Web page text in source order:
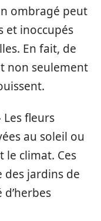
ombragé peut
et inoccupés
En fait, de
non seulement
Les fleurs
au soleil ou
le climat. Ces
des jardins de